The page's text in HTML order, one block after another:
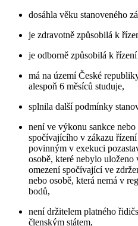
dosáhla věku stanoveného
je zdravotně způsobilá k
je odborně způsobilá k
má na území České
alespoň 6 měsíců studuje,
splnila další podmínky
není ve výkonu sankce
spočívajícího v zákazu
povinným v exekuci
osobě, které nebylo
omezení spočívající ve
nebo osobě, která nemá v
bodů,
není držitelem platného
členským státem,